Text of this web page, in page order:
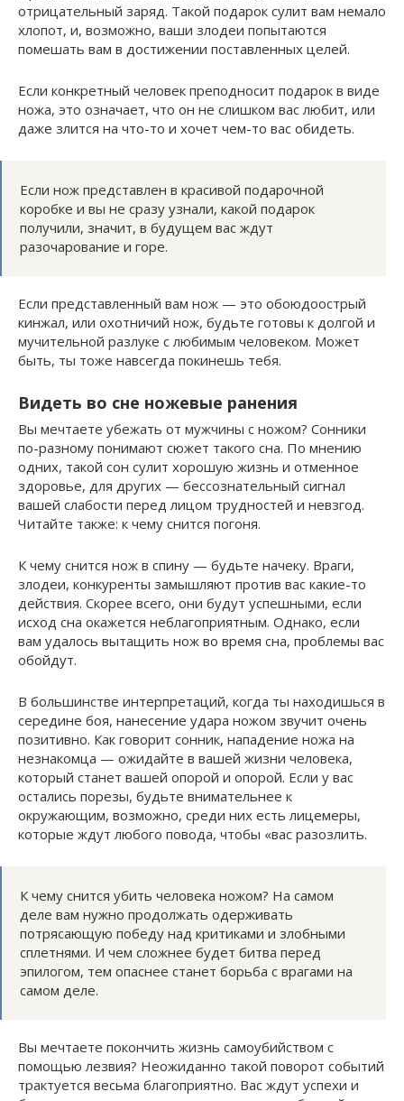
отрицательный заряд. Такой подарок сулит вам немало
хлопот, и, возможно, ваши злодеи попытаются
помешать вам в достижении поставленных целей.
Если конкретный человек преподносит подарок в виде
ножа, это означает, что он не слишком вас любит, или
даже злится на что-то и хочет чем-то вас обидеть.
Если нож представлен в красивой подарочной
коробке и вы не сразу узнали, какой подарок
получили, значит, в будущем вас ждут
разочарование и горе.
Если представленный вам нож — это обоюдоострый
кинжал, или охотничий нож, будьте готовы к долгой и
мучительной разлуке с любимым человеком. Может
быть, ты тоже навсегда покинешь тебя.
Видеть во сне ножевые ранения
Вы мечтаете убежать от мужчины с ножом? Сонники
по-разному понимают сюжет такого сна. По мнению
одних, такой сон сулит хорошую жизнь и отменное
здоровье, для других — бессознательный сигнал
вашей слабости перед лицом трудностей и невзгод.
Читайте также: к чему снится погоня.
К чему снится нож в спину — будьте начеку. Враги,
злодеи, конкуренты замышляют против вас какие-то
действия. Скорее всего, они будут успешными, если
исход сна окажется неблагоприятным. Однако, если
вам удалось вытащить нож во время сна, проблемы вас
обойдут.
В большинстве интерпретаций, когда ты находишься в
середине боя, нанесение удара ножом звучит очень
позитивно. Как говорит сонник, нападение ножа на
незнакомца — ожидайте в вашей жизни человека,
который станет вашей опорой и опорой. Если у вас
остались порезы, будьте внимательнее к
окружающим, возможно, среди них есть лицемеры,
которые ждут любого повода, чтобы «вас разозлить.
К чему снится убить человека ножом? На самом
деле вам нужно продолжать одерживать
потрясающую победу над критиками и злобными
сплетнями. И чем сложнее будет битва перед
эпилогом, тем опаснее станет борьба с врагами на
самом деле.
Вы мечтаете покончить жизнь самоубийством с
помощью лезвия? Неожиданно такой поворот событий
трактуется весьма благоприятно. Вас ждут успехи и